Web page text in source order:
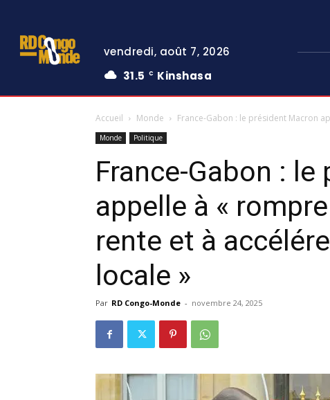
vendredi, août 7, 2026
31.5
C Kinshasa
Accueil Monde France-Gabon : le président Macron
Monde Politique
France-Gabon :
appelle à «
rente et à
locale »
Par RD Congo-Monde - novembre 24, 2025